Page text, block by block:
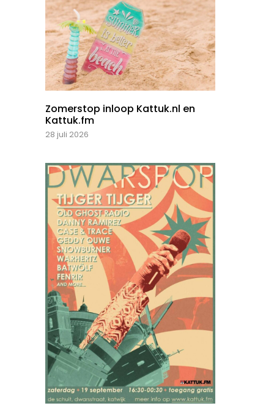
Zomerstop inloop Kattuk.nl en
Kattuk.fm
28 juli 2026